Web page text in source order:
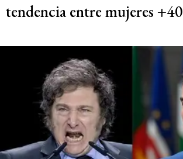
tendencia entre mujeres +40